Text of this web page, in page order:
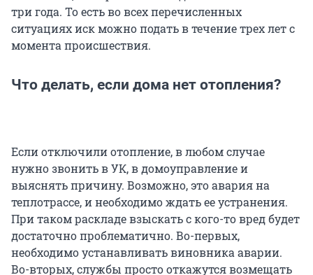
три года. То есть во всех перечисленных
ситуациях иск можно подать в течение трех лет с
момента происшествия.
Что делать, если дома нет отопления?
Если отключили отопление, в любом случае
нужно звонить в УК, в домоуправление и
выяснять причину. Возможно, это авария на
теплотрассе, и необходимо ждать ее устранения.
При таком раскладе взыскать с кого-то вред будет
достаточно проблематично. Во-первых,
необходимо устанавливать виновника аварии.
Во-вторых, службы просто откажутся возмещать